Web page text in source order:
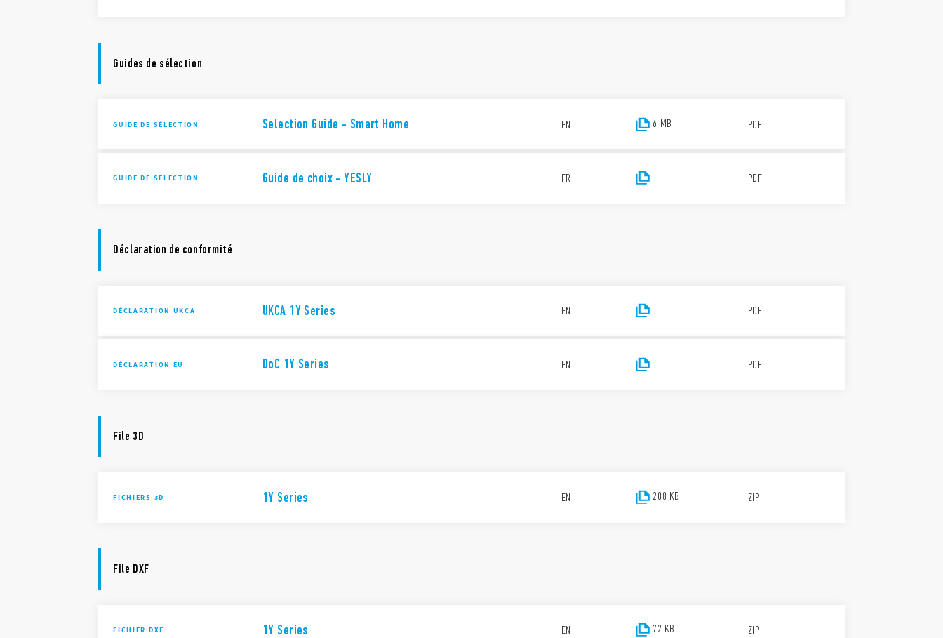
Guides de sélection
GUIDE DE SÉLECTION Selection Guide - Smart Home EN 6 MB PDF
GUIDE DE SÉLECTION Guide de choix - YESLY FR PDF
Déclaration de conformité
DÉCLARATION UKCA UKCA 1Y Series EN PDF
DÉCLARATION EU DoC 1Y Series EN PDF
File 3D
FICHIERS 3D 1Y Series EN 208 KB ZIP
File DXF
FICHIER DXF 1Y Series EN 72 KB ZIP